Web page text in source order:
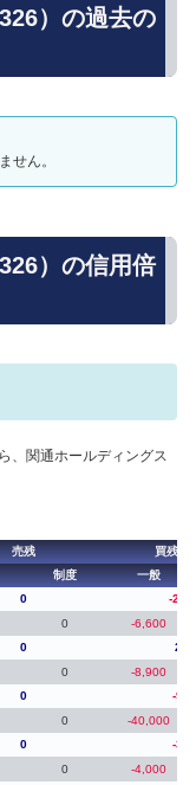
）の過去の
せん。
）の信用倍
、関通ホールディングス
売残
買残（
制度 一般
0
-
0 -6,600
0
0 -8,900
0
-
0 -40,000
0
-
0 -4,000